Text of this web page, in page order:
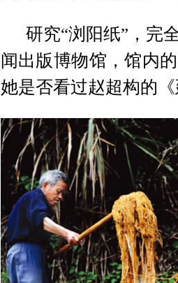
研究“浏阳纸”，完
闻出版博物馆，馆内
她是否看过赵超构的